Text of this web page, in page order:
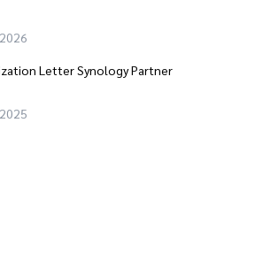
Letter Synology Partner